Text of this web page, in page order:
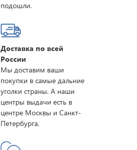
подошли.
Доставка по всей
России
Мы доставим ваши
покупки в самые дальние
уголки страны. А наши
центры выдачи есть в
центре Москвы и Санкт-
Петербурга.